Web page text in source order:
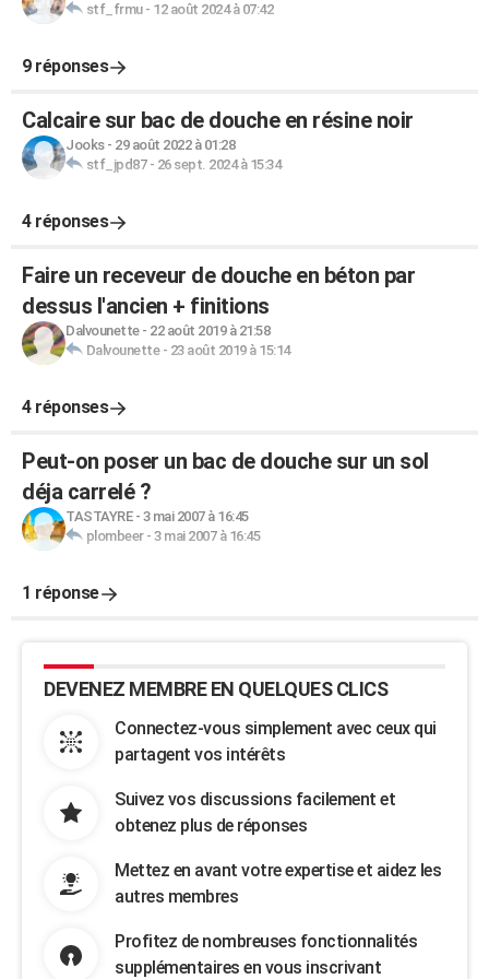
stf_frmu- 12 août 2024 à 07:42
9 réponses
Calcaire sur bac de douche en résine noir
Jooks- 29 août 2022 à 01:28
stf_jpd87- 26 sept. 2024 à 15:34
4 réponses
Faire un receveur de douche en béton par
dessus l'ancien + finitions
Dalvounette- 22 août 2019 à 21:58
Dalvounette- 23 août 2019 à 15:14
4 réponses
Peut-on poser un bac de douche sur un sol
déja carrelé ?
TASTAYRE- 3 mai 2007 à 16:45
plombeer- 3 mai 2007 à 16:45
1 réponse
DEVENEZ MEMBRE EN QUELQUES CLICS
Connectez-vous simplement avec ceux qui
partagent vos intérêts
Suivez vos discussions facilement et
obtenez plus de réponses
Mettez en avant votre expertise et aidez les
autres membres
Profitez de nombreuses fonctionnalités
supplémentaires en vous inscrivant